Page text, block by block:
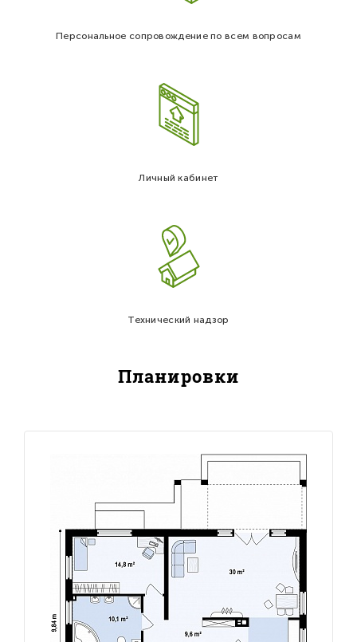
Персональное сопровождение по всем вопросам
Личный кабинет
Технический надзор
Планировки